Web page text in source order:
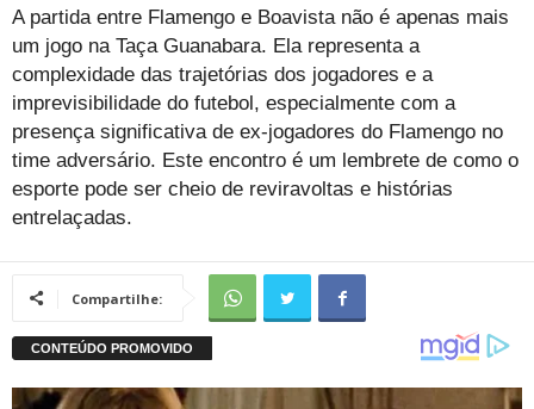
A partida entre Flamengo e Boavista não é apenas mais
um jogo na Taça Guanabara. Ela representa a
complexidade das trajetórias dos jogadores e a
imprevisibilidade do futebol, especialmente com a
presença significativa de ex-jogadores do Flamengo no
time adversário. Este encontro é um lembrete de como o
esporte pode ser cheio de reviravoltas e histórias
entrelaçadas​​.
Compartilhe: